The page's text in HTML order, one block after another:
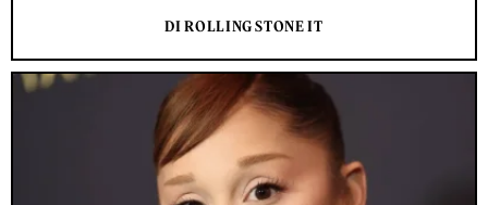
DI ROLLING STONE IT